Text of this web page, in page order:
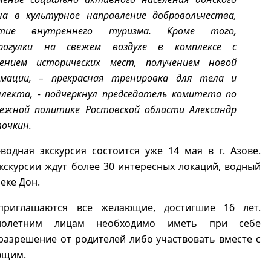
в культурное направление добровольчества,
внутреннего туризма. Кроме того,
на свежем воздухе в комплексе с
исторических мест, получением новой
– прекрасная тренировка для тела и
- подчеркнул председатель комитета по
политике Ростовской области Александр
экскурсия состоится уже 14 мая в г. Азове.
ждут более 30 интересных локаций, водный
Дон.
все желающие, достигшие 16 лет.
лицам необходимо иметь при себе
от родителей либо участвовать вместе с